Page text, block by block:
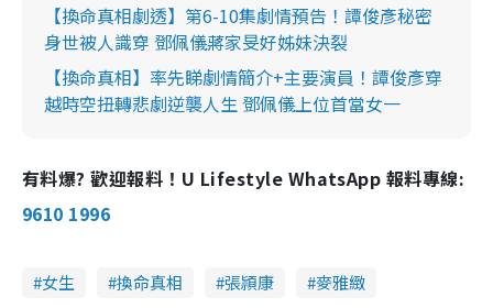
【換命真相劇透】第6-10集劇情預告！譚俊彥秘密
身世被人識穿 鄧佩儀蔣家旻好姊妹決裂
【換命真相】率先睇劇情簡介+主要演員！譚俊彥穿
越時空扭轉悲劇逆襲人生 鄧佩儀上位首當女一
有料爆? 歡迎報料！U Lifestyle WhatsApp 報料專線:
9610 1996
女生 換命真相 張頴康
麥雅緻